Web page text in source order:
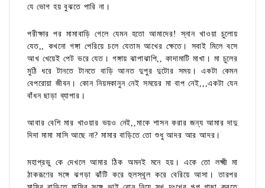
যে ভোগ হয় বুঝতে পারি না।
পরীক্ষার পর মামাবাড়ি গেলে যেমন হতো আমাদের! স্নান খাওয়া চুলোয়
যেত,, কখনো গঙ্গা পেরিয়ে চলে যেতাম আখের ক্ষেতে। সবাই মিলে বসে
আখ খেয়েই পেট ভরে যেত। গঙ্গায় ঝাপাঝাপি,, কাদামাটি মাখা। মা চুলের
মুঠি ধরে টানতে টানতে বাড়ি আনত দুপুর দুটোর সময়। একটা কেমন
বেপরোয়া জীবন। কোন নিয়মকানুন নেই সময়ের মা বাপ নেই,,,একটা যেন
বাঁধন ছাড়া ব্যাপার।
আবার বেশি মার খাওয়ার ভয়ও নেই,,মাকে শাসন করার জন্য আমার দাদু
দিদা মামা মাসি আছে না? মামার বাড়িতে তো শুধু আদর আর আদর।
মহাপ্রভু কে দেখলে আমার ঠিক অমনই মনে হয়। একে তো লক্ষ্মী মা
ঠাকরূণের সঙ্গে ঝগড়া ঝাঁটি করে হুলস্থূল করে বেরিয়ে আসা। তারপর